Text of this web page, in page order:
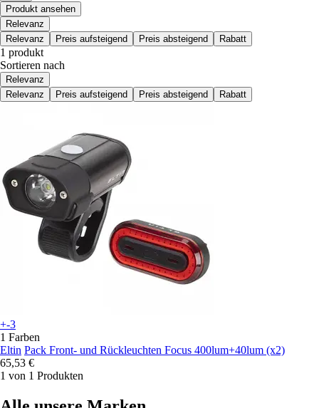
Produkt ansehen
Relevanz
Relevanz
Preis aufsteigend Preis absteigend Rabatt
1 produkt
Sortieren nach
Relevanz
Relevanz
Preis aufsteigend Preis absteigend Rabatt
+-3
1 Farben
Eltin Pack Front- und Rückleuchten Focus 400lum+40lum (x2)
65,53 €
1 von 1 Produkten